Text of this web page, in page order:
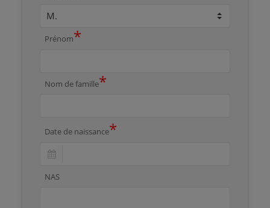
Prénom*
Nom de famille*
Date de naissance*
NAS